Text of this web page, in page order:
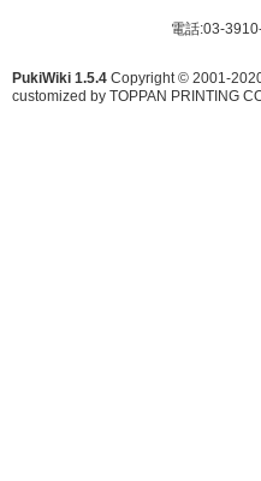
電話:03-
PukiWiki 1.5.4 Copyright © 2001-
customized by TOPPAN PRINTING